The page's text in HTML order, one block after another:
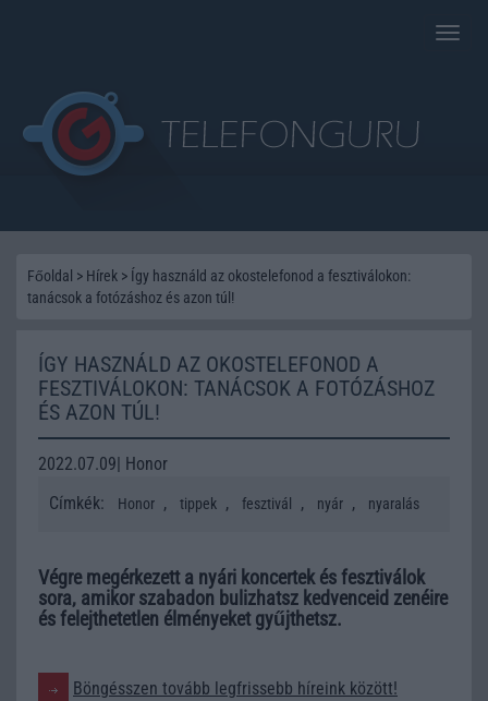
Toggle
Főoldal > Hírek > Így használd az okostelefonod a fesztiválokon:
tanácsok a fotózáshoz és azon túl!
ÍGY HASZNÁLD AZ OKOSTELEFONOD A
FESZTIVÁLOKON: TANÁCSOK A FOTÓZÁSHOZ
ÉS AZON TÚL!
2022.07.09| Honor
Címkék:
Honor , tippek , fesztivál , nyár , nyaralás
Végre megérkezett a nyári koncertek és fesztiválok
sora, amikor szabadon bulizhatsz kedvenceid zenéire
és felejthetetlen élményeket gyűjthetsz.
Böngésszen tovább legfrissebb híreink között!